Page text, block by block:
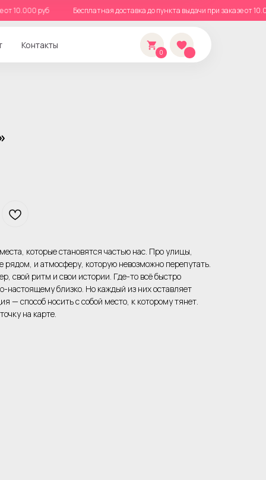
от 10.000 руб Бесплатная доставка до пункта выдачи при заказе
Контакты
0
которые становятся частью нас. Про улицы,
рядом, и атмосферу, которую невозможно перепутать.
свой ритм и свои истории. Где-то всё быстро
настоящему близко. Но каждый из них оставляет
— способ носить с собой место, к которому тянет.
на карте.